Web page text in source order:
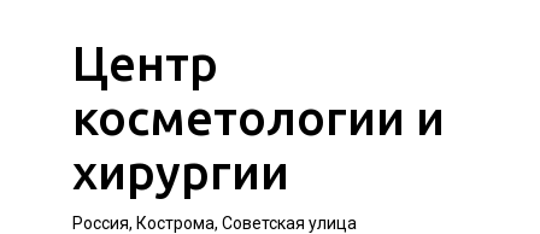
Центр
косметологии и
хирургии
Россия, Кострома, Советская улица